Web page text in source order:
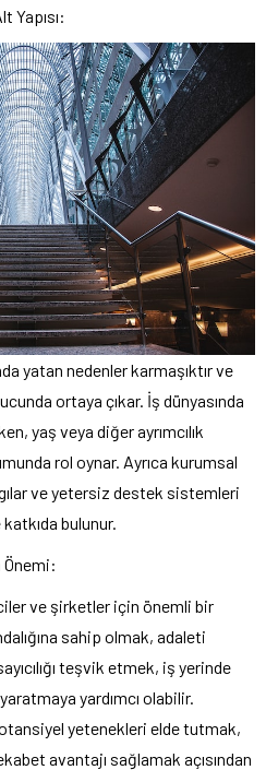
Yapısı:
yatan nedenler karmaşıktır ve
ortaya çıkar. İş dünyasında
yaş veya diğer ayrımcılık
rol oynar. Ayrıca kurumsal
ve yetersiz destek sistemleri
bulunur.
ve şirketler için önemli bir
sahip olmak, adaleti
teşvik etmek, iş yerinde
yardımcı olabilir.
yetenekleri elde tutmak,
avantajı sağlamak açısından